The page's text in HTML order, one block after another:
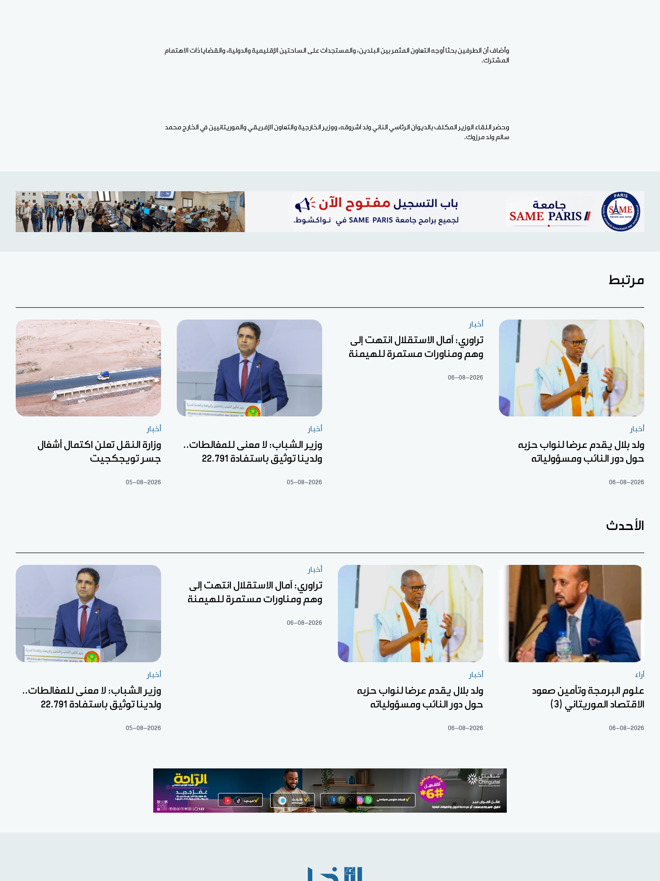
وأضاف أن الطرفين بحثا أوجه التعاون المثمر بين البلدين، والمستجدات على الساحتين الإقليمية والدولية، والقضايا ذات الاهتمام
المشترك.
وحضر اللقاء الوزير المكلف بالديوان الرئاسي الناني ولد اشروقه، ووزير الخارجية والتعاون الإفريقي والموريتانيين في الخارج محمد
سالم ولد مرزوك.
مرتبط
أخبار
ولد بلال يقدم عرضا لنواب حزبه
حول دور النائب ومسؤولياته
06-08-2026
أخبار
تراوري: آمال الاستقلال انتهت إلى
وهم ومناورات مستمرة للهيمنة
06-08-2026
أخبار
وزير الشباب: لا معنى للمغالطات..
ولدينا توثيق باستفادة 22.791
05-08-2026
أخبار
وزارة النقل تعلن اكتمال أشغال
جسر تويجكجيت
05-08-2026
الأحدث
آراء
علوم البرمجة وتأمين صعود
الاقتصاد الموريتاني (3)
06-08-2026
أخبار
ولد بلال يقدم عرضا لنواب حزبه
حول دور النائب ومسؤولياته
06-08-2026
أخبار
تراوري: آمال الاستقلال انتهت إلى
وهم ومناورات مستمرة للهيمنة
06-08-2026
أخبار
وزير الشباب: لا معنى للمغالطات..
ولدينا توثيق باستفادة 22.791
05-08-2026